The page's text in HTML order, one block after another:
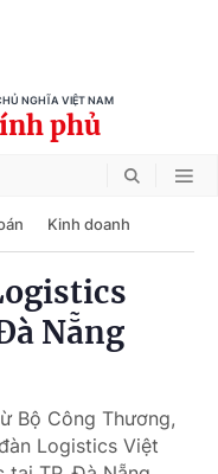
NGHĨA VIỆT NAM
phủ
Kinh doanh
Nẵng
Bộ Công Thương,
Logistics Việt